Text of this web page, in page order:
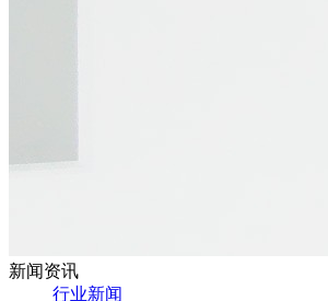
新闻资讯
行业新闻